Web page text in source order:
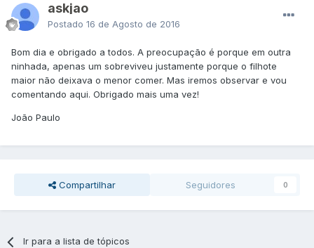
askjao
Postado 16 de Agosto de 2016
Bom dia e obrigado a todos. A preocupação é porque em outra
ninhada, apenas um sobreviveu justamente porque o filhote
maior não deixava o menor comer. Mas iremos observar e vou
comentando aqui. Obrigado mais uma vez!
João Paulo
Compartilhar Seguidores 0
Ir para a lista de tópicos